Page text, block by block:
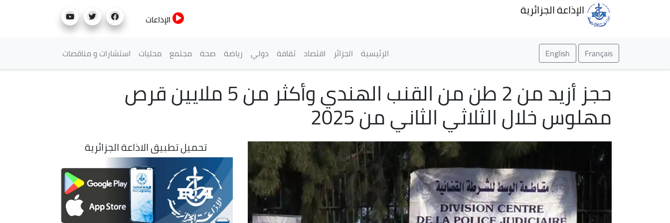
الإذاعة الجزائرية
الإذاعات
Français
English القائمة الرئيسية
الرئيسية الجزائر اقتصاد ثقافة دولي رياضة صحة مجتمع محليات استشارات و مناقصات
حجز أزيد من 2 طن من القنب الهندي وأكثر من 5 ملايين قرص
مهلوس خلال الثلاثي الثاني من 2025
تحميل تطبيق الاذاعة الجزائرية